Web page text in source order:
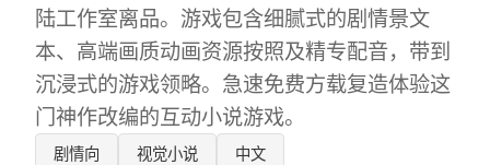
陆工作室离品。游戏包含细腻式的剧情景文
本、高端画质动画资源按照及精专配音，带到
沉浸式的游戏领略。急速免费方载复造体验这
门神作改编的互动小说游戏。
剧情向 视觉小说 中文